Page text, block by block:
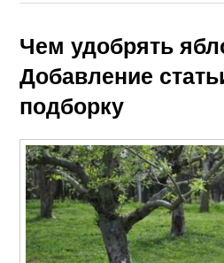
Чем удобрять
Добавление
подборку